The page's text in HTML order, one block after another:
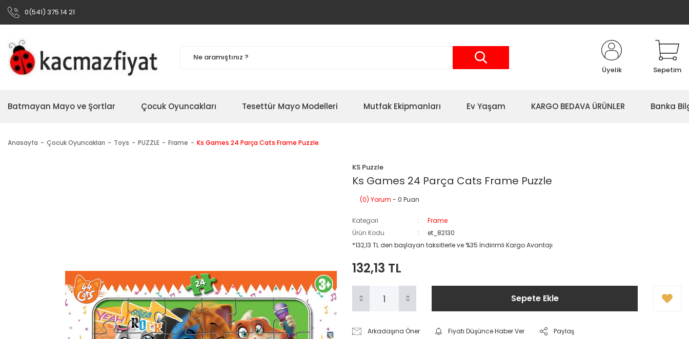
0(541) 375 14 21
Üyelik Sepetim
Batmayan Mayo ve Şortlar Çocuk Oyuncakları Tesettür Mayo Modelleri Mutfak Ekipmanları Ev Yaşam KARGO BEDAVA ÜRÜNLER Banka
Anasayfa Çocuk Oyuncakları Toys PUZZLE Frame Ks Games 24 Parça Cats Frame Puzzle
KS Puzzle
Ks Games 24 Parça Cats Frame Puzzle
(0) Yorum - 0 Puan
Kategori
Frame
Ürün Kodu
et_82130
*132,13 TL den başlayan taksitlerle ve %35 İndirimli Kargo Avantajı
132,13 TL
Sepete Ekle
Arkadaşına Öner Fiyatı Düşünce Haber Ver Paylaş